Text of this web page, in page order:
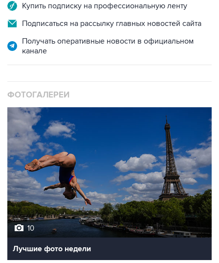
Купить подписку на профессиональную ленту
Подписаться на рассылку главных новостей сайта
Получать оперативные новости в официальном
канале
ФОТОГАЛЕРЕИ
10
Лучшие фото недели